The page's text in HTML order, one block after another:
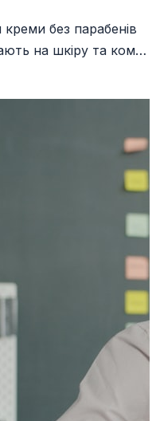
креми без парабенів
на шкіру та кому